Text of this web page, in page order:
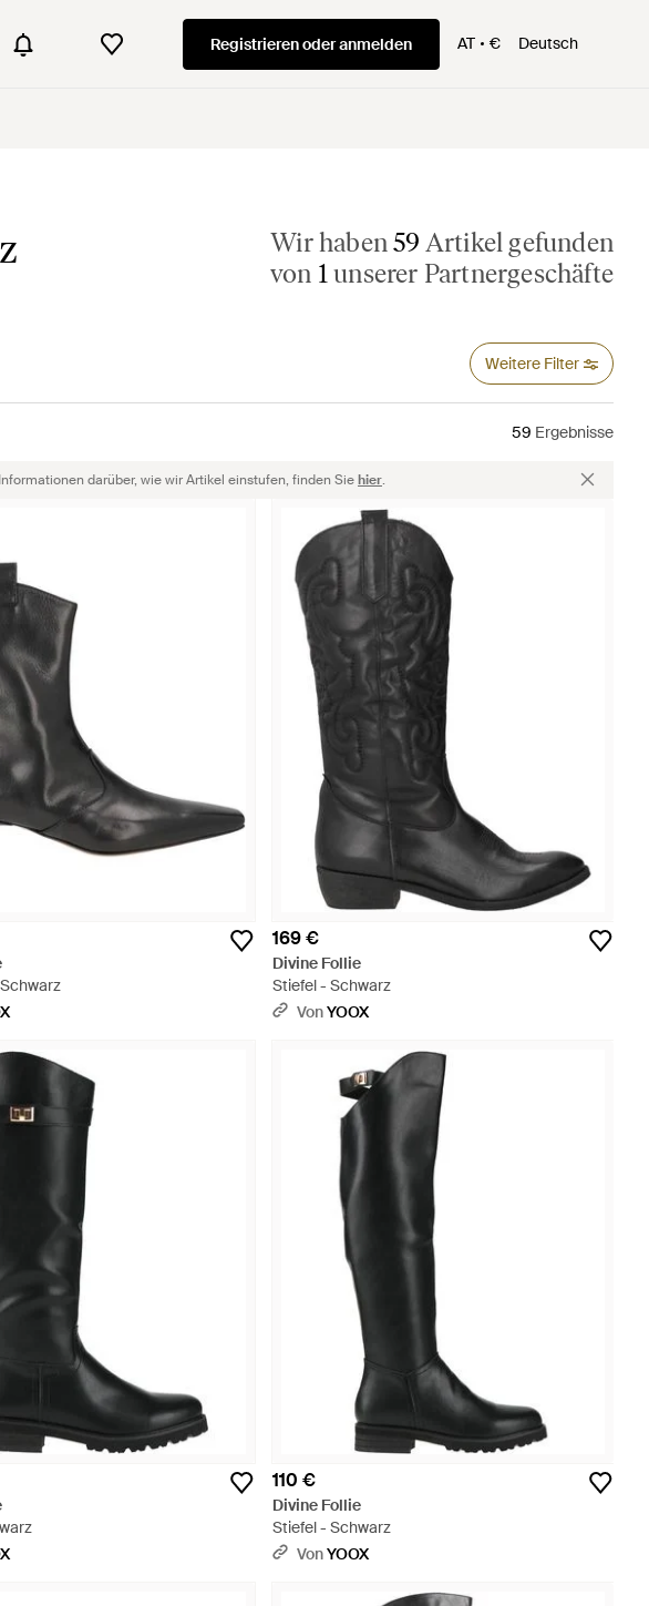
Registrieren oder anmelden AT € Deutsch
Wir haben59 Artikel gefunden
von 1unserer Partnergeschäfte
Weitere Filter
59 Ergebnisse
darüber, wie wir Artikel einstufen, finden Siehier.
169 €
Divine Follie
Stiefel - Schwarz
VonYOOX
110 €
Divine Follie
Stiefel - Schwarz
VonYOOX